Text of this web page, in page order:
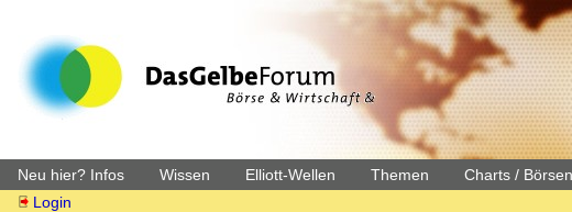
Neu hier? Infos Wissen Elliott-Wellen Themen Charts /
Login